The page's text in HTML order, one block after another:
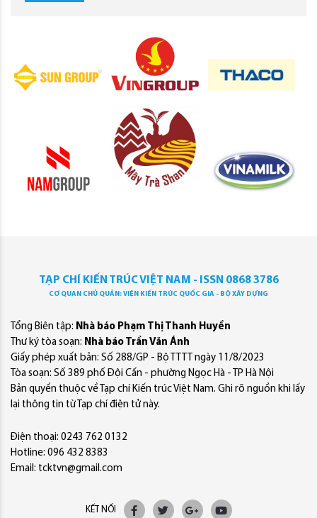
TẠP CHÍ KIẾN TRÚC VIỆT NAM - ISSN 0868 3786
CƠ QUAN CHỦ QUẢN: VIỆN KIẾN TRÚC QUỐC GIA - BỘ XÂY DỰNG
Tổng Biên tập: Nhà báo Phạm Thị Thanh Huyền
Thư ký tòa soạn: Nhà báo Trần Văn Ánh
Giấy phép xuất bản: Số 288/GP - Bộ TTTT ngày 11/8/2023
Tòa soạn: Số 389 phố Đội Cấn - phường Ngọc Hà - TP Hà Nội
Bản quyền thuộc về Tạp chí Kiến trúc Việt Nam. Ghi rõ nguồn khi lấy
lại thông tin từ Tạp chí điện tử này.
Điện thoại: 0243 762 0132
Hotline: 096 432 8383
Email: tcktvn@gmail.com
KẾT NỐI